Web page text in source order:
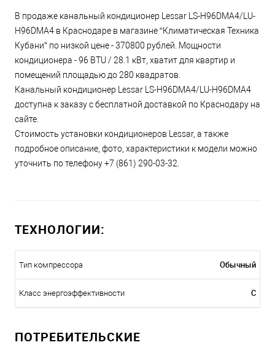
В продаже канальный кондиционер Lessar LS-H96DMA4/LU-
H96DMA4 в Краснодаре в магазине “Климатическая Техника
Кубани” по низкой цене - 370800 рублей. Мощности
кондиционера - 96 BTU / 28.1 кВт, хватит для квартир и
помещений площадью до 280 квадратов.
Канальный кондиционер Lessar LS-H96DMA4/LU-H96DMA4
доступна к заказу с бесплатной доставкой по Краснодару на
сайте.
Стоимость установки кондиционеров Lessar, а также
подробное описание, фото, характеристики к модели можно
уточнить по телефону +7 (861) 290-03-32.
ТЕХНОЛОГИИ:
Тип компрессора Обычный
Класс энергоэффективности C
ПОТРЕБИТЕЛЬСКИЕ